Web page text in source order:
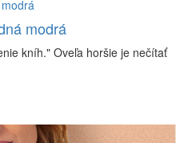
modrá
kníh." Oveľa horšie je nečítať